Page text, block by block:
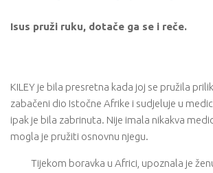
Isus pruži ruku, dotače ga se i reče.
KILEY je bila presretna kada joj se pružila
zabačeni dio Istočne Afrike i sudjeluje u
ipak je bila zabrinuta. Nije imala nikakva
mogla je pružiti osnovnu njegu.
Tijekom boravka u Africi, upoznala je